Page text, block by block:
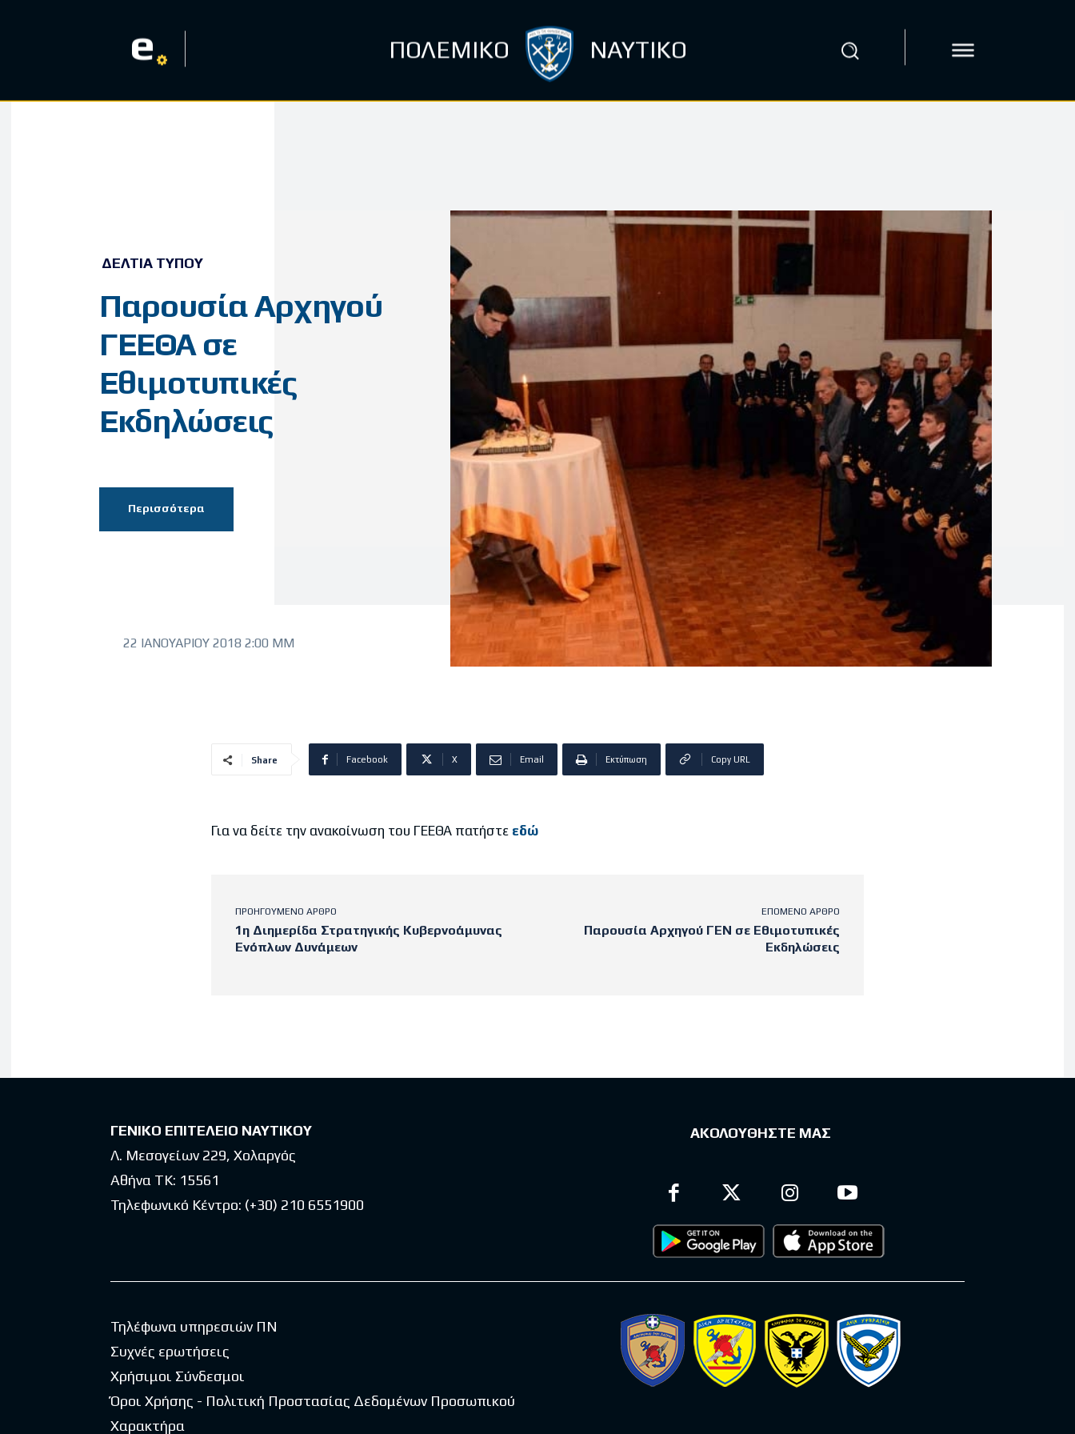
e ΠΟΛΕΜΙΚΟ ΝΑΥΤΙΚΟ
ΔΕΛΤΊΑ ΤΎΠΟΥ
Παρουσία Αρχηγού
ΓΕΕΘΑ σε
Εθιμοτυπικές
Εκδηλώσεις
Περισσότερα
22 ΙΑΝΟΥΑΡΊΟΥ 2018 2:00 ΜΜ
Share Facebook X Email Εκτύπωση Copy URL
Για να δείτε την ανακοίνωση του ΓΕΕΘΑ πατήστε εδώ
ΠΡΟΗΓΟΎΜΕΝΟ ΆΡΘΡΟ
1η Διημερίδα Στρατηγικής Κυβερνοάμυνας
Ενόπλων Δυνάμεων
ΕΠΌΜΕΝΟ ΆΡΘΡΟ
Παρουσία Αρχηγού ΓΕΝ σε Εθιμοτυπικές
Εκδηλώσεις
ΓΕΝΙΚΟ ΕΠΙΤΕΛΕΙΟ ΝΑΥΤΙΚΟΥ
Λ. Μεσογείων 229, Χολαργός
Αθήνα ΤΚ: 15561
Τηλεφωνικό Κέντρο: (+30) 210 6551900
ΑΚΟΛΟΥΘΗΣΤΕ ΜΑΣ
Τηλέφωνα υπηρεσιών ΠΝ
Συχνές ερωτήσεις
Χρήσιμοι Σύνδεσμοι
Όροι Χρήσης - Πολιτική Προστασίας Δεδομένων Προσωπικού
Χαρακτήρα